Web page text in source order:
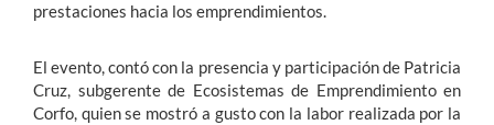
prestaciones hacia los emprendimientos.
El evento, contó con la presencia y participación de Patricia
Cruz, subgerente de Ecosistemas de Emprendimiento en
Corfo, quien se mostró a gusto con la labor realizada por la